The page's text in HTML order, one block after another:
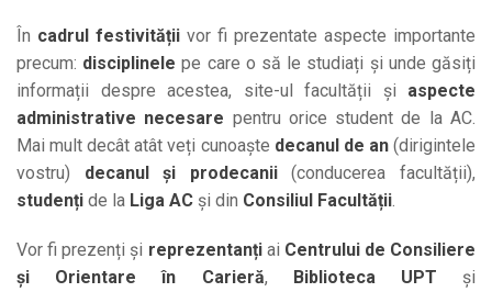
În cadrul festivității vor fi prezentate aspecte importante
precum: disciplinele pe care o să le studiați și unde găsiți
informații despre acestea, site-ul facultății și aspecte
administrative necesare pentru orice student de la AC.
Mai mult decât atât veți cunoaște decanul de an(dirigintele
vostru) decanul și prodecanii(conducerea facultății),
studenți de la Liga AC și din Consiliul Facultății.
Vor fi prezenți și reprezentanțiai Centrului de Consiliere
și Orientare în Carieră, Biblioteca UPT și